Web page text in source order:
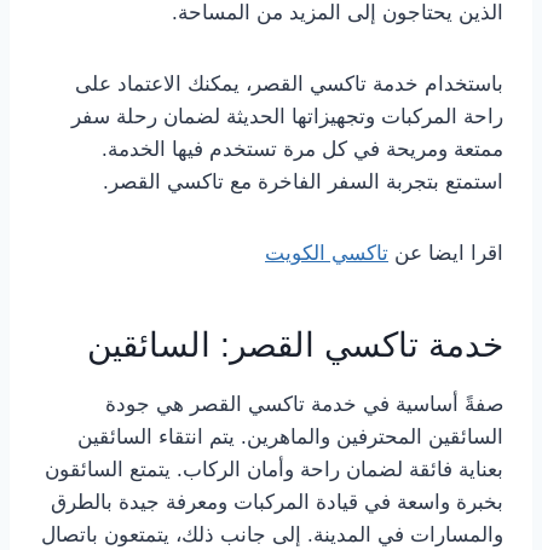
الذين يحتاجون إلى المزيد من المساحة.
باستخدام خدمة تاكسي القصر، يمكنك الاعتماد على
راحة المركبات وتجهيزاتها الحديثة لضمان رحلة سفر
ممتعة ومريحة في كل مرة تستخدم فيها الخدمة.
استمتع بتجربة السفر الفاخرة مع تاكسي القصر.
اقرا ايضا عن تاكسي الكويت
خدمة تاكسي القصر: السائقين
صفةً أساسية في خدمة تاكسي القصر هي جودة
السائقين المحترفين والماهرين. يتم انتقاء السائقين
بعناية فائقة لضمان راحة وأمان الركاب. يتمتع السائقون
بخبرة واسعة في قيادة المركبات ومعرفة جيدة بالطرق
والمسارات في المدينة. إلى جانب ذلك، يتمتعون باتصال